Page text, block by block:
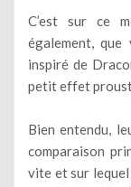
C’est sur ce
également,
inspiré de
petit effet
Bien entendu,
comparaison
vite et sur lequel